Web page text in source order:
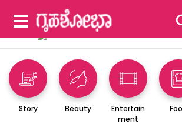
Story Beauty
Entertain
ment